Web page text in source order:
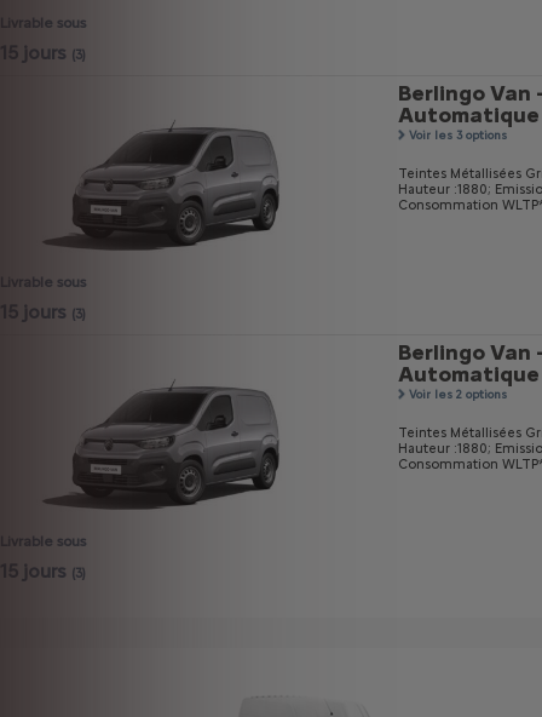
Livrable sous
15 jours (3)
Livrable sous
15 jours (3)
Berlingo Van
Automatique
Voir les 3 options
Teintes Métallisées
Hauteur :1880;
Consommation
Livrable sous
15 jours (3)
Berlingo Van
Automatique
Voir les 2 options
Teintes Métallisées
Hauteur :1880;
Consommation